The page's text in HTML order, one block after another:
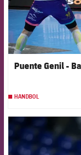
Puente Genil -
HANDBOL